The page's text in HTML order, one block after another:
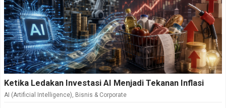
Ketika Ledakan Investasi AI Menjadi Tekanan Inflasi
AI (Artificial Intelligence), Bisnis & Corporate